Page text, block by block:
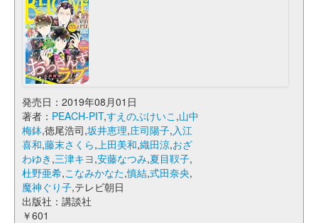
発売日：2019年08月01日
著者： PEACH-PIT,すえのぶけいこ ,山中
梅鉢,徳尾浩司,坂井恵理,庄司陽子,入江
喜和,藤末さくら,上田美和,織田涼,おざ
わゆき ,三津キヨ,安藤なつみ,夏目靫子,
杜野亜希,こなみかなた,慎結,式田奈央,
魔神ぐり子,テレビ朝日
出版社：講談社
￥601